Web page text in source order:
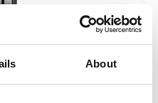
About
GBS koffiemolen zwart